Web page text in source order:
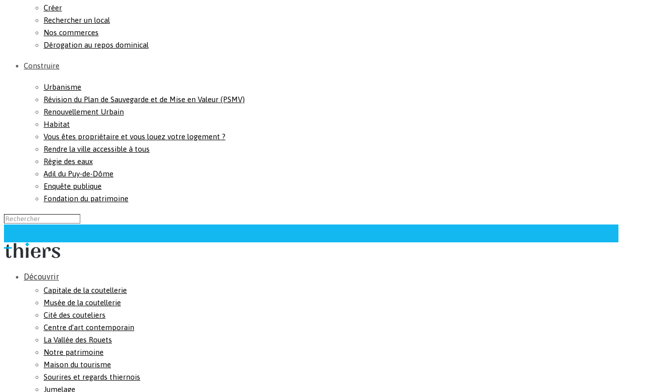
Créer
Rechercher un local
Nos commerces
Dérogation au repos dominical
Construire
Urbanisme
Révision du Plan de Sauvegarde et de Mise en Valeur (PSMV)
Renouvellement Urbain
Habitat
Vous êtes propriétaire et vous louez votre logement ?
Rendre la ville accessible à tous
Régie des eaux
Adil du Puy-de-Dôme
Enquête publique
Fondation du patrimoine
Découvrir
Capitale de la coutellerie
Musée de la coutellerie
Cité des couteliers
Centre d’art contemporain
La Vallée des Rouets
Notre patrimoine
Maison du tourisme
Sourires et regards thiernois
Jumelage